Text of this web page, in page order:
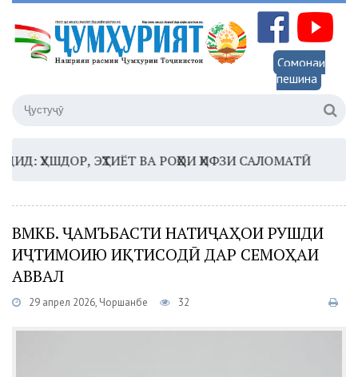
Сомонаи
пешина
ЭҲТИЁТ ВА РОҲҲОИ ҲИФЗИ САЛОМАТӢ16:35 –
ВМКБ. ҶАМЪБАСТИ НАТИҶАҲОИ РУШДИ
ИҶТИМОИЮ ИҚТИСОДӢ ДАР СЕМОҲАИ
АВВАЛ
29 апрел 2026, Чоршанбе 32